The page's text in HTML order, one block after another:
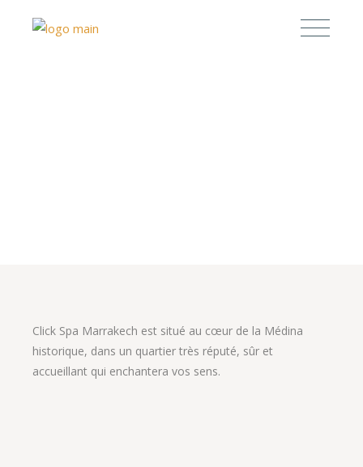
Click Spa Marrakech est situé au cœur de la Médina
historique, dans un quartier très réputé, sûr et
accueillant qui enchantera vos sens.